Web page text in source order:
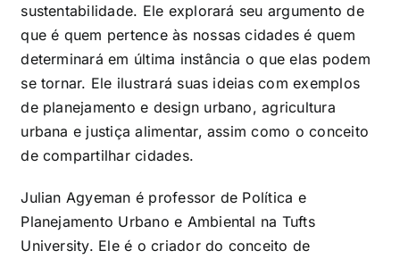
sustentabilidade. Ele explorará seu argumento de
que é quem pertence às nossas cidades é quem
determinará em última instância o que elas podem
se tornar. Ele ilustrará suas ideias com exemplos
de planejamento e design urbano, agricultura
urbana e justiça alimentar, assim como o conceito
de compartilhar cidades.
Julian Agyeman é professor de Política e
Planejamento Urbano e Ambiental na Tufts
University. Ele é o criador do conceito de